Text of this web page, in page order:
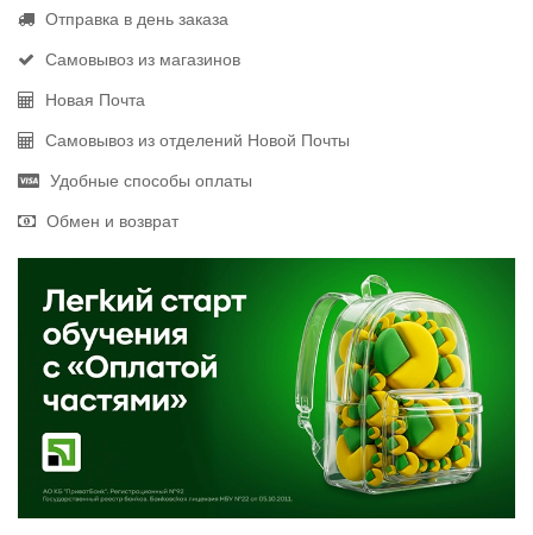
Отправка в день заказа
Самовывоз из магазинов
Новая Почта
Самовывоз из отделений Новой Почты
Удобные способы оплаты
Обмен и возврат